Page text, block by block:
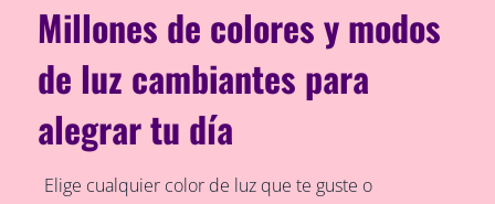
Millones de colores y modos
de luz cambiantes para
alegrar tu día
Elige cualquier color de luz que te guste o